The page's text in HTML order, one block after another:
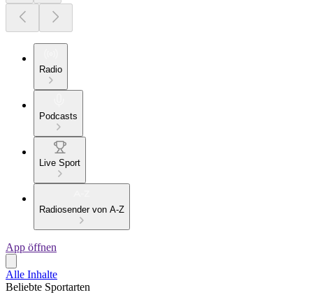
Radio
Podcasts
Live Sport
Radiosender von A-Z
App öffnen
Alle Inhalte
Beliebte Sportarten